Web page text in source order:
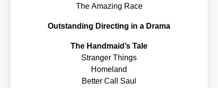
The Ama­zing Race
Out­stan­ding Direc­ting in a Dra­ma
The Handmaid’s Tale
Stran­ger Things
Home­land
Bet­ter Call Saul